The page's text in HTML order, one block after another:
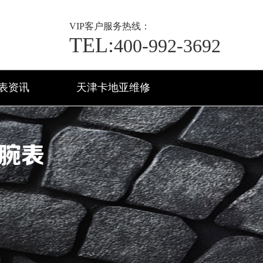
VIP客户服务热线：
TEL:400-992-3692
资讯 天津卡地亚维修
表